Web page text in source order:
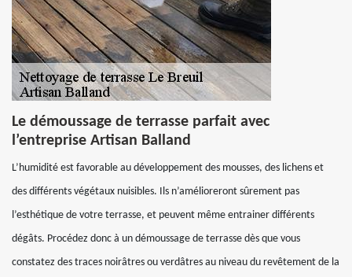
Le démoussage de terrasse parfait avec
l’entreprise Artisan Balland
L’humidité est favorable au développement des mousses, des lichens et
des différents végétaux nuisibles. Ils n’amélioreront sûrement pas
l’esthétique de votre terrasse, et peuvent même entrainer différents
dégâts. Procédez donc à un démoussage de terrasse dès que vous
constatez des traces noirâtres ou verdâtres au niveau du revêtement de la